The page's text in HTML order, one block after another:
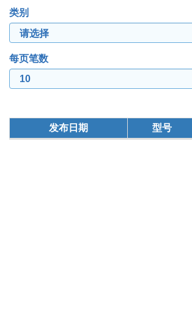
类别
每页笔数
发布日期 型号